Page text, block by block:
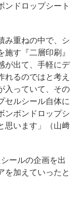
ンドロップシート
み重ねの中で、シ
す『二層印刷』
が出て、手軽にデ
れるのではと考え
入っていて、その
セルシール自体に
ンボンドロップシ
思います」（山﨑
ールの企画を出
を加えていったと